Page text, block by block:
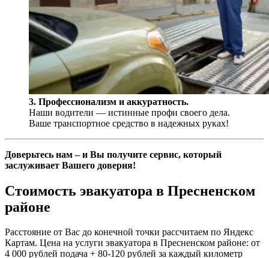
3. Профессионализм и аккуратность.
Наши водители — истинные профи своего дела.
Ваше транспортное средство в надежных руках!
Доверьтесь нам – и Вы получите сервис, который
заслуживает Вашего доверия!
Стоимость эвакуатора в Пресненском
районе
Расстояние от Вас до конечной точки рассчитаем по Яндекс
Картам. Цена на услуги эвакуатора в Пресненском районе: от
4 000 рублей подача + 80-120 рублей за каждый километр